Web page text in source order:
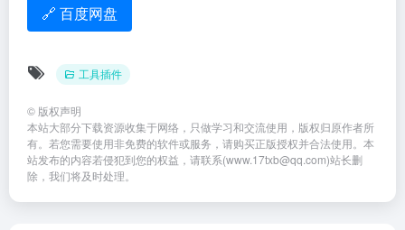
🔗 百度网盘
工具插件
© 版权声明
本站大部分下载资源收集于网络，只做学习和交流使用，版权归原作者所
有。若您需要使用非免费的软件或服务，请购买正版授权并合法使用。本
站发布的内容若侵犯到您的权益，请联系(www.17txb@qq.com)站长删
除，我们将及时处理。